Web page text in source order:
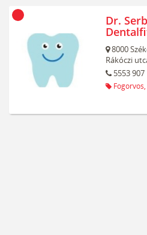
Dr.
8000
Rákóczi
5553 907
Fogorvos,